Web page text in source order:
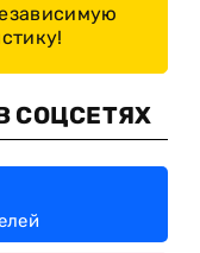
СОЦСЕТЯХ